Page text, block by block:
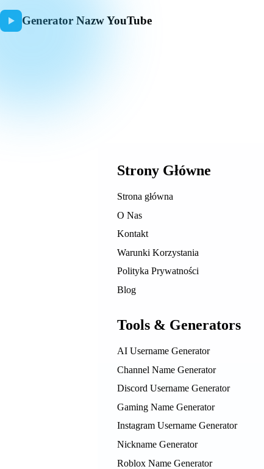
Generator Nazw YouTube
Strony Główne
Strona główna
O Nas
Kontakt
Warunki Korzystania
Polityka Prywatności
Blog
Tools & Generators
AI Username Generator
Channel Name Generator
Discord Username Generator
Gaming Name Generator
Instagram Username Generator
Nickname Generator
Roblox Name Generator